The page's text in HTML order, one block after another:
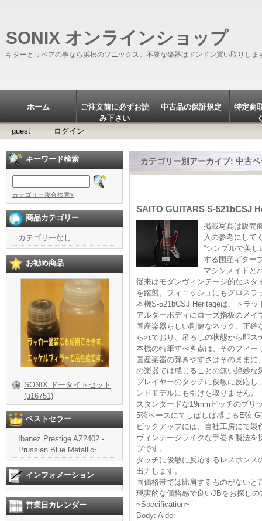
SONIX オンラインショップ
ギターとリペアの事なら浜松のソニックス。不要な楽器はドンドン買い取りしま
ホーム
ご注文前に必ずお読
み下さい
中古品の保証規定
特定商
guest
ログイン
カテゴリー別アーカイブ: 中古ベ
SAITO GUITARS S-521bCSJ
掲載写真は販売
入の参考にして
“シンプルで美
する国産ギター
マシンメイドと
従来はモダンヴィンテージ的なスタ
を踏襲。フィニッシュにもグロス
本機S-521bCSJ Heritageは、トラ
アルダーボディにローズ指板のメ
国産楽器らしい剛健なネック、正
られており、吊るしの状態から即
本機の特筆すべき点は、そのフィー
国産楽器の弾きやすさはそのまま
の楽器では感じることの無い絶妙な
プレイヤーのタッチに俊敏に反応
ンドモデルにも引けを取りません。
スタンダードな19mmピッチのブリ
5弦ベースにてしばしば感じるE弦-
ピックアップには、自社工房にて製
ヴィンテージライクな手巻き製法
プです。
タッチに俊敏に反応するレスポン
出力します。
同価格帯では比肩するものがない
現実的な価格感で良いJBをお探し
~Specification~
Body: Alder
キーワード検索
カテゴリー複合検索>
商品カテゴリー
カテゴリーなし
お勧め商品
SONIX ドータイトセット
(u16751)
ベストセラー
Ibanez Prestige AZ2402 -
Prussian Blue Metallic~
インフォメーション
営業日カレンダー